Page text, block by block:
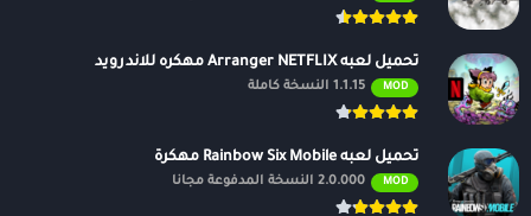
تحميل لعبه Arranger NETFLIX مهكره للاندرويد
MOD 1.1.15 النسخة كاملة
تحميل لعبه Rainbow Six Mobile مهكرة
MOD 2.0.000 النسخة المدفوعة مجانًا